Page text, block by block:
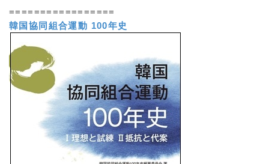
=================
韓国協同組合運動 100年史